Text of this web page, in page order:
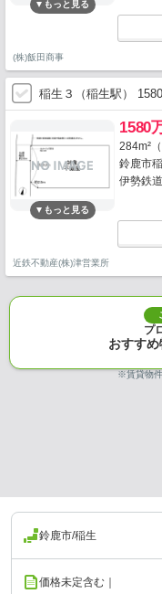
(株)飯田商事
稲生３（稲生駅）
1580
284m²（
鈴鹿市
伊勢鉄
近鉄不動産(株)津営業所
プ
おすすめ
※賃貸物
鈴鹿市/稲生
価格未定含む｜